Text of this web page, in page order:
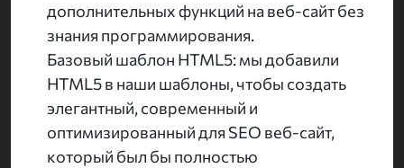
дополнительных функций на веб-сайт без
знания программирования.
Базовый шаблон HTML5: мы добавили
HTML5 в наши шаблоны, чтобы создать
элегантный, современный и
оптимизированный для SEO веб-сайт,
который был бы полностью